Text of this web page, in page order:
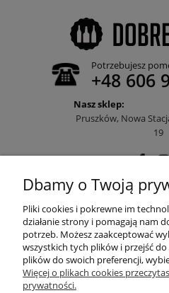
Potrzebujesz
+48 606
Nasz sklep:
Pruszków, Nowa
19
MOJE
Dbamy o Twoją
Pliki cookies i pokrewne im
działanie strony i pomagają nam
potrzeb. Możesz zaakceptować
wszystkich tych plików i przejść
plików do swoich preferencji,
Więcej o plikach cookies
prywatności.